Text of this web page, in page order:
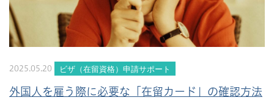
2025.05.20 ビザ（在留資格）申請サポート
外国人を雇う際に必要な「在留カード」の確認方法